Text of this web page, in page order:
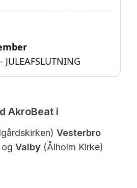
AkroBeat i
Vesterbro
Valby (Ålholm Kirke)